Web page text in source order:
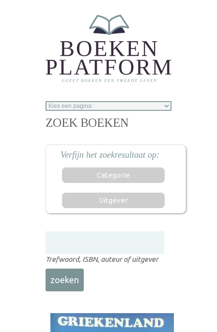
ZOEK BOEKEN
Categorie
Uitgever
Trefwoord, ISBN, auteur of uitgever